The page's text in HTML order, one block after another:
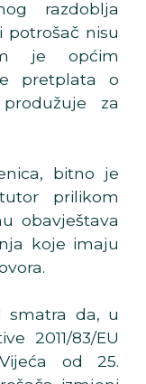
razdoblja
potrošač nisu
je općim
pretplata o
za
bitno je
prilikom
obavještava
koje imaju
smatra da, u
2011/83/EU
od 25.